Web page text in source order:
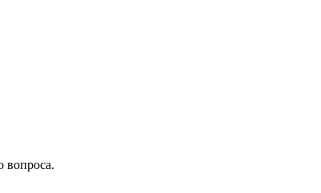
вопроса.